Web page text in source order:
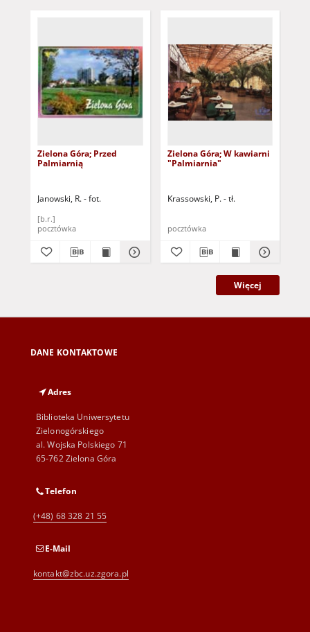
Zielona Góra; Przed
Palmiarnią
Janowski, R. - fot.
[b.r.]
pocztówka
Zielona Góra; W kawiarni
"Palmiarnia"
Krassowski, P. - tł.
pocztówka
Więcej
DANE KONTAKTOWE
Adres
Biblioteka Uniwersytetu
Zielonogórskiego
al. Wojska Polskiego 71
65-762 Zielona Góra
Telefon
(+48) 68 328 21 55
E-Mail
kontakt@zbc.uz.zgora.pl